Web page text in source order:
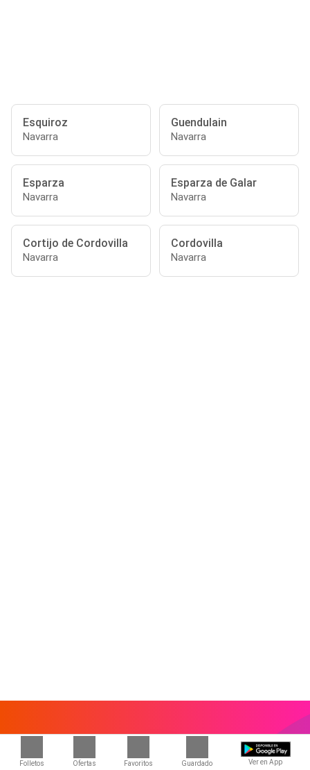
Folletos Ofertas Favoritos Guardado Ver en App
Esquiroz
Navarra
Guendulain
Navarra
Esparza
Navarra
Esparza de Galar
Navarra
Cortijo de Cordovilla
Navarra
Cordovilla
Navarra